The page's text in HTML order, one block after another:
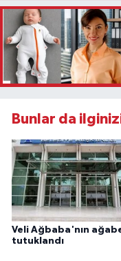
Bunlar da
Veli Ağbaba'nın
tutuklandı